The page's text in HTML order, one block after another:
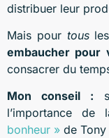
distribuer leur
Mais pour tous
embaucher pour
consacrer du
Mon conseil :
l’importance
bonheur » de Tony